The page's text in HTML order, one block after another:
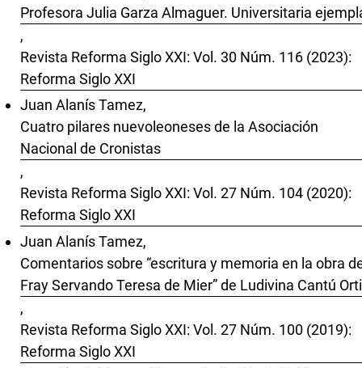
Profesora Julia Garza Almaguer. Universitaria
,
Revista Reforma Siglo XXI: Vol. 30 Núm. 116 (2023):
Reforma Siglo XXI
Juan Alanís Tamez,
Cuatro pilares nuevoleoneses de la Asociación
Nacional de Cronistas
,
Revista Reforma Siglo XXI: Vol. 27 Núm. 104 (2020):
Reforma Siglo XXI
Juan Alanís Tamez,
Comentarios sobre “escritura y memoria en la obra
Fray Servando Teresa de Mier” de Ludivina Cantú
,
Revista Reforma Siglo XXI: Vol. 27 Núm. 100 (2019):
Reforma Siglo XXI